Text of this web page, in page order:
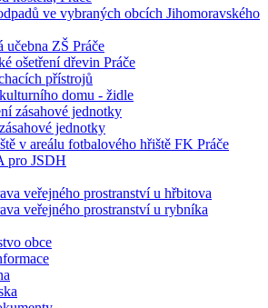
ve vybraných obcích Jihomoravského
učebna ZŠ Práče
ošetření dřevin Práče
přístrojů
domu - židle
zásahové jednotky
jednotky
v areálu fotbalového hřiště FK Práče
pro JSDH
veřejného prostranství u hřbitova
veřejného prostranství u rybníka
obce